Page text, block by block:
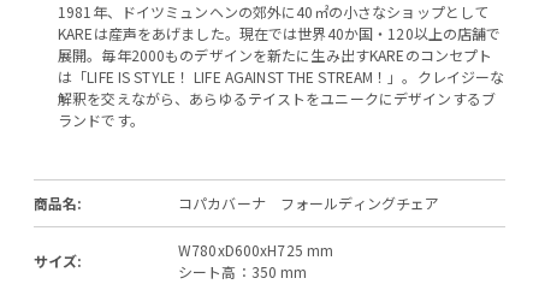
1981年、ドイツミュンヘンの郊外に40㎡の小さなショップとして
KAREは産声をあげました。現在では世界40か国・120以上の店舗で
展開。毎年2000ものデザインを新たに生み出すKAREのコンセプト
は「LIFE IS STYLE！ LIFE AGAINST THE STREAM！」。クレイジーな
解釈を交えながら、あらゆるテイストをユニークにデザインするブ
ランドです。
商品名: コパカバーナ フォールディングチェア
サイズ:
W780xD600xH725 mm
シート高：350 mm